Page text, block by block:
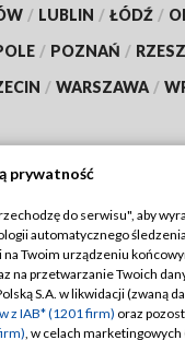
/ LUBLIN / ŁÓDŹ /
/ POZNAŃ /
/ WARSZAWA /
TVP
Regulamin TVP
Polityka
prywatność
do serwisu", aby
automatycznego
Twoim urządzeniu
na przetwarzanie Twoich
S.A. w likwidacji (zwaną
z IAB* (1201 firm) oraz
, w celach marketingowych